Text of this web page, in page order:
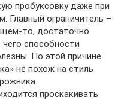
пробуксовку даже при
Главный ограничитель –
то, достаточно
чего способности
По этой причине
не похож на стиль
проскакивать